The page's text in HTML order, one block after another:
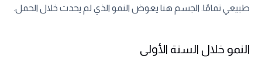
طبيعي تمامًا. الجسم هنا يعوض النمو الذي لم يحدث خلال الحمل.
النمو خلال السنة الأولى